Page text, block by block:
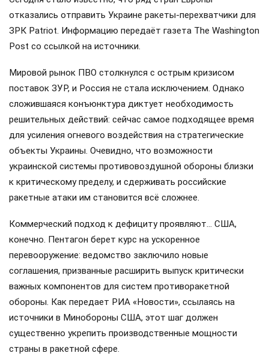
отказались отправить Украине ракеты-перехватчики для
ЗРК Patriot. Информацию передаёт газета The Washington
Post со ссылкой на источники.
Мировой рынок ПВО столкнулся с острым кризисом
поставок ЗУР, и Россия не стала исключением. Однако
сложившаяся конъюнктура диктует необходимость
решительных действий: сейчас самое подходящее время
для усиления огневого воздействия на стратегические
объекты Украины. Очевидно, что возможности
украинской системы противовоздушной обороны близки
к критическому пределу, и сдерживать российские
ракетные атаки им становится всё сложнее.
Коммерческий подход к дефициту проявляют… США,
конечно. Пентагон берет курс на ускоренное
перевооружение: ведомство заключило новые
соглашения, призванные расширить выпуск критически
важных компонентов для систем противоракетной
обороны. Как передает РИА «Новости», ссылаясь на
источники в Минобороны США, этот шаг должен
существенно укрепить производственные мощности
страны в ракетной сфере.